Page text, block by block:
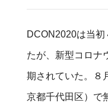
DCON2020は当
たが、新型コロナ
期されていた。８
京都千代田区）で